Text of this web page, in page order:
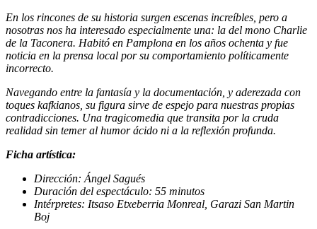
En los rincones de su historia surgen escenas increíbles, pero a
nosotras nos ha interesado especialmente una: la del mono Charlie
de la Taconera. Habitó en Pamplona en los años ochenta y fue
noticia en la prensa local por su comportamiento políticamente
incorrecto.
Navegando entre la fantasía y la documentación, y aderezada con
toques kafkianos, su figura sirve de espejo para nuestras propias
contradicciones. Una tragicomedia que transita por la cruda
realidad sin temer al humor ácido ni a la reflexión profunda.
Ficha artística:
Dirección: Ángel Sagués
Duración del espectáculo: 55 minutos
Intérpretes: Itsaso Etxeberria Monreal, Garazi San Martin
Boj